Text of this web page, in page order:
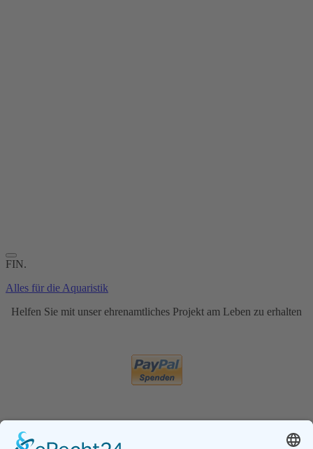
FIN.
Alles für die Aquaristik
Helfen Sie mit unser ehrenamtliches Projekt am Leben zu erhalten